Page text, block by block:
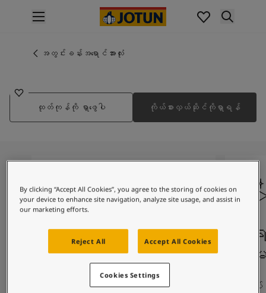
အတွင်းပိုင်းဆေးသုတ်ခြင်း
အိမ်အပြင်သုတ်ဆေးအမျိုးအစားများ
Interior Paint Colours
Colour Tools
အရောင်နမူနာများ
အတွင်းခန်းအတွက် အတုယူစရာအသွင်အပြင်များ
အပြင်ပိုင်းအတွက် အတုယူစရာအသွင်အပြင်များ
စိတ်ကူးယဉ်မှုဖြင့်နေထိုင်မှု
အတွင်းခန်းအရောင်အားလုံး
ထုတ်ကုန်ကို ရှာဖွေပါ ကိုယ်စားလှယ်ဆိုင်ကိုရှာရန်
စခရင်ပေါ်ရှိ အရောင်
များ
မတူညီသော မျက်နှာပြင်ဆက်တင်များနှင့်
အ
အ
ကျွန်ုပ်
By clicking “Accept All Cookies”, you agree to the storing of cookies on
your device to enhance site navigation, analyze site usage, and assist in
our marketing efforts.
Reject All Accept All Cookies
Cookies Settings